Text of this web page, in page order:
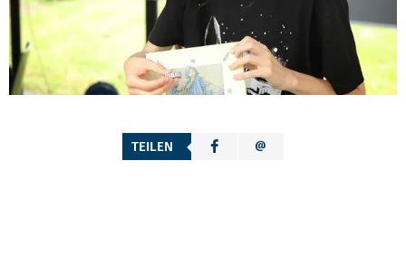
TEILEN